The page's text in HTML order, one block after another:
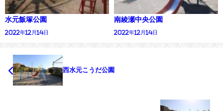
水元飯塚公園
2022年12月14日
南綾瀬中央公園
2022年12月14日
西水元こうだ公園